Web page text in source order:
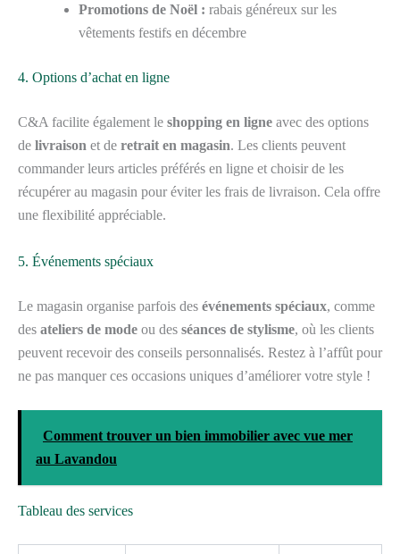
Promotions de Noël : rabais généreux sur les
vêtements festifs en décembre
4. Options d’achat en ligne
C&A facilite également le shopping en ligne avec des options
de livraison et de retrait en magasin. Les clients peuvent
commander leurs articles préférés en ligne et choisir de les
récupérer au magasin pour éviter les frais de livraison. Cela offre
une flexibilité appréciable.
5. Événements spéciaux
Le magasin organise parfois des événements spéciaux, comme
des ateliers de mode ou des séances de stylisme, où les clients
peuvent recevoir des conseils personnalisés. Restez à l’affût pour
ne pas manquer ces occasions uniques d’améliorer votre style !
Comment trouver un bien immobilier avec vue mer
au Lavandou
Tableau des services